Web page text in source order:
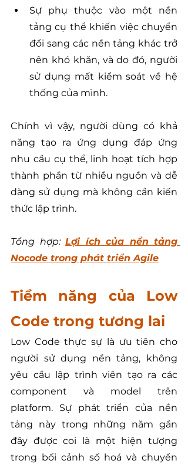
Sự phụ thuộc vào một nền
tảng cụ thể khiến việc chuyển
đổi sang các nền tảng khác trở
nên khó khăn, và do đó, người
sử dụng mất kiểm soát về hệ
thống của mình.
Chính vì vậy, người dùng có khả
năng tạo ra ứng dụng đáp ứng
nhu cầu cụ thể, linh hoạt tích hợp
thành phần từ nhiều nguồn và dễ
dàng sử dụng mà không cần kiến
thức lập trình.
Tổng hợp: Lợi ích của nền tảng
Nocode trong phát triển Agile
Tiềm năng của Low
Code trong tương lai
Low Code thực sự là ưu tiên cho
người sử dụng nền tảng, không
yêu cầu lập trình viên tạo ra các
component và model trên
platform. Sự phát triển của nền
tảng này trong những năm gần
đây được coi là một hiện tượng
trong bối cảnh số hoá và chuyển